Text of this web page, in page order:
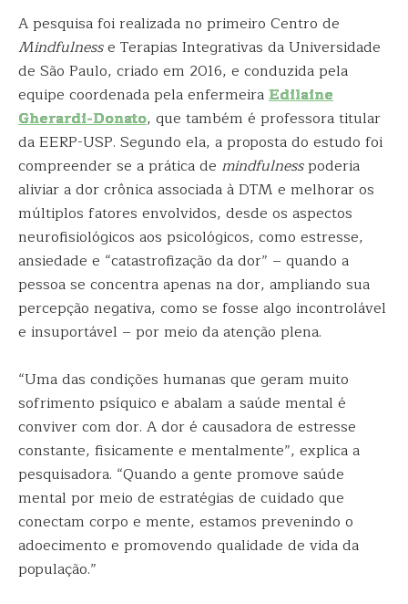
A pesquisa foi realizada no primeiro Centro de
Mindfulnesse Terapias Integrativas da Universidade
de São Paulo, criado em 2016, e conduzida pela
equipe coordenada pela enfermeiraEdilaine
Gherardi-Donato, que também é professora titular
da EERP-USP. Segundo ela, a proposta do estudo foi
compreender se a prática de mindfulnesspoderia
aliviar a dor crônica associada à DTM e melhorar os
múltiplos fatores envolvidos, desde os aspectos
neurofisiológicos aos psicológicos, como estresse,
ansiedade e “catastrofização da dor” – quando a
pessoa se concentra apenas na dor, ampliando sua
percepção negativa, como se fosse algo incontrolável
e insuportável – por meio da atenção plena.
“Uma das condições humanas que geram muito
sofrimento psíquico e abalam a saúde mental é
conviver com dor. A dor é causadora de estresse
constante, fisicamente e mentalmente”, explica a
pesquisadora. “Quando a gente promove saúde
mental por meio de estratégias de cuidado que
conectam corpo e mente, estamos prevenindo o
adoecimento e promovendo qualidade de vida da
população.”